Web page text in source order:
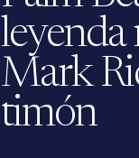
leyenda
Mark
timón